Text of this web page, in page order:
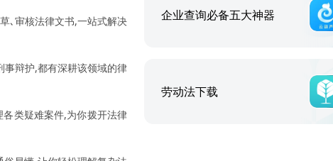
､审核法律文书,一站式解决
事辩护,都有深耕该领域的律
各类疑难案件,为你拨开法律
企业查询必备五大神器
劳动法下载